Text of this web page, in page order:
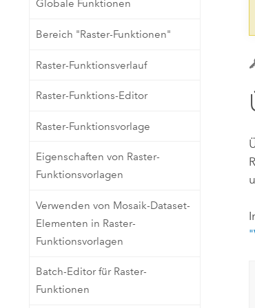
Erstellen Sie Anwendungen für
Alle Produkte
Natürliche
Alle
Globale Funktionen
Bereich "Raster-Funktionen"
Raster-Funktionsverlauf
Raster-Funktions-Editor
Raster-Funktionsvorlage
Eigenschaften von Raster-
Funktionsvorlagen
Verwenden von Mosaik-Dataset-
Elementen in Raster-
Funktionsvorlagen
Batch-Editor für Raster-
Funktionen